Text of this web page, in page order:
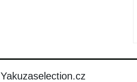
Yakuzaselection.cz